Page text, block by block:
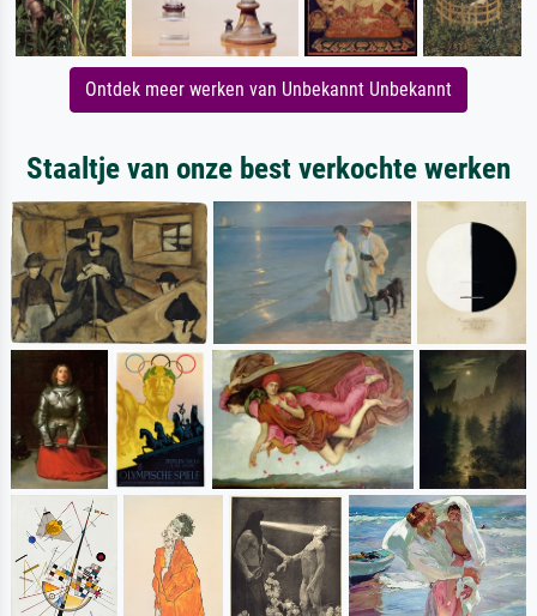
Ontdek meer werken van Unbekannt Unbekannt
Staaltje van onze best verkochte werken